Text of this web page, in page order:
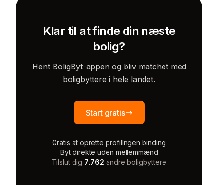
Klar til at finde din næste
bolig?
Hent BoligByt-appen og bliv matchet med
boligbyttere i hele landet.
Start gratis
Gratis at oprette profilIngen binding
Byt direkte uden mellemmænd
Tilslut dig 7.762 andre boligbyttere